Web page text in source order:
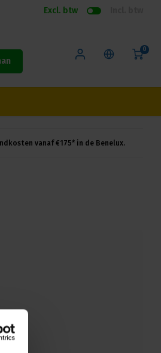
Excl. btw
0
vanaf €175* in de Benelux.